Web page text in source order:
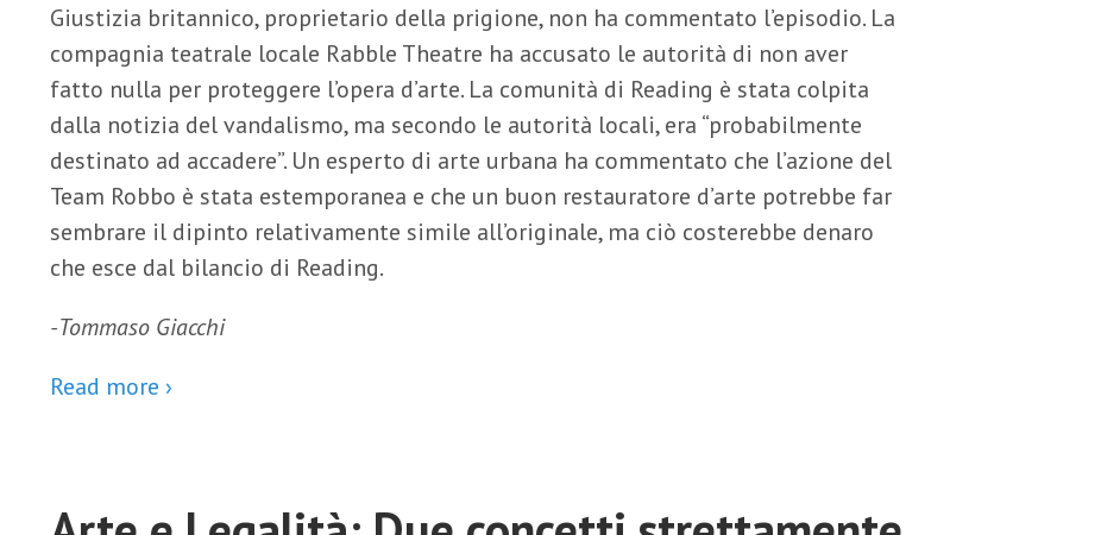
Giustizia britannico, proprietario della prigione, non ha commentato l’episodio. La
compagnia teatrale locale Rabble Theatre ha accusato le autorità di non aver
fatto nulla per proteggere l’opera d’arte. La comunità di Reading è stata colpita
dalla notizia del vandalismo, ma secondo le autorità locali, era “probabilmente
destinato ad accadere”. Un esperto di arte urbana ha commentato che l’azione del
Team Robbo è stata estemporanea e che un buon restauratore d’arte potrebbe far
sembrare il dipinto relativamente simile all’originale, ma ciò costerebbe denaro
che esce dal bilancio di Reading.
-Tommaso Giacchi
Read more ›